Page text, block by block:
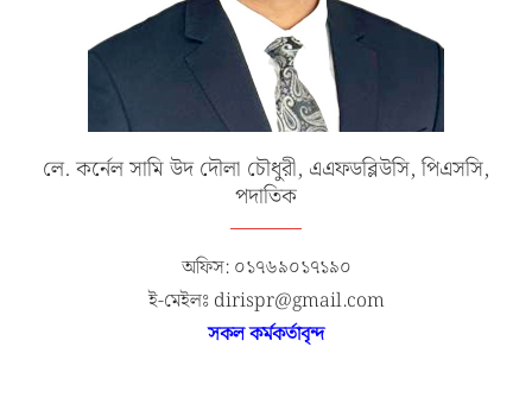
লে. কর্নেল সামি উদ দৌলা চৌধুরী, এএফডব্লিউসি, পিএসসি,
পদাতিক
অফিস: ০১৭৬৯০১৭১৯০
ই-মেইলঃ dirispr@gmail.com
সকল কর্মকর্তাবৃন্দ